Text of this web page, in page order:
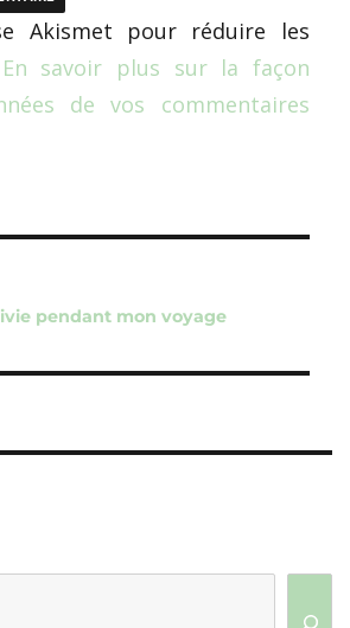
Akismet pour réduire les
En savoir plus sur la façon
de vos commentaires
pendant mon voyage